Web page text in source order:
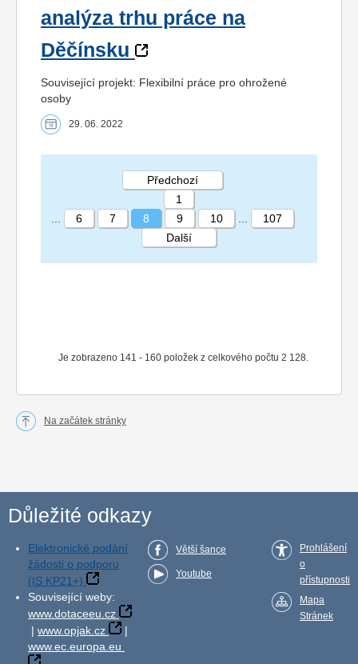
analýza trhu práce na
Děčínsku
Související projekt: Flexibilní práce pro ohrožené
osoby
29. 06. 2022
STRÁNKA 8 107
Je zobrazeno 141 - 160 položek z celkového počtu 2 128.
Předchozí
1
6 7 8 9 10
107
Další
Na začátek stránky
Důležité odkazy
Elektronické podání
žádosti o podporu
(IS KP21+)
Související weby:
www.dotaceeu.cz
| www.opjak.cz
|
www.ec.europa.eu
Větší šance
Youtube
Prohlášení
o
přístupnosti
Mapa
Stránek